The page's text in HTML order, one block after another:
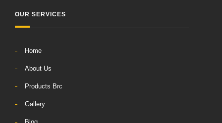
OUR SERVICES
Home
About Us
Products Brc
Gallery
Blog